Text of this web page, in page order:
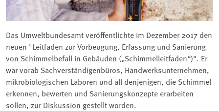
Das Umweltbundesamt veröffentlichte im Dezember 2017 den
neuen "Leitfaden zur Vorbeugung, Erfassung und Sanierung
von Schimmelbefall in Gebäuden („Schimmelleitfaden“)". Er
war vorab Sachverständigenbüros, Handwerksunternehmen,
mikrobiologischen Laboren und all denjenigen, die Schimmel
erkennen, bewerten und Sanierungskonzepte erarbeiten
sollen, zur Diskussion gestellt worden.